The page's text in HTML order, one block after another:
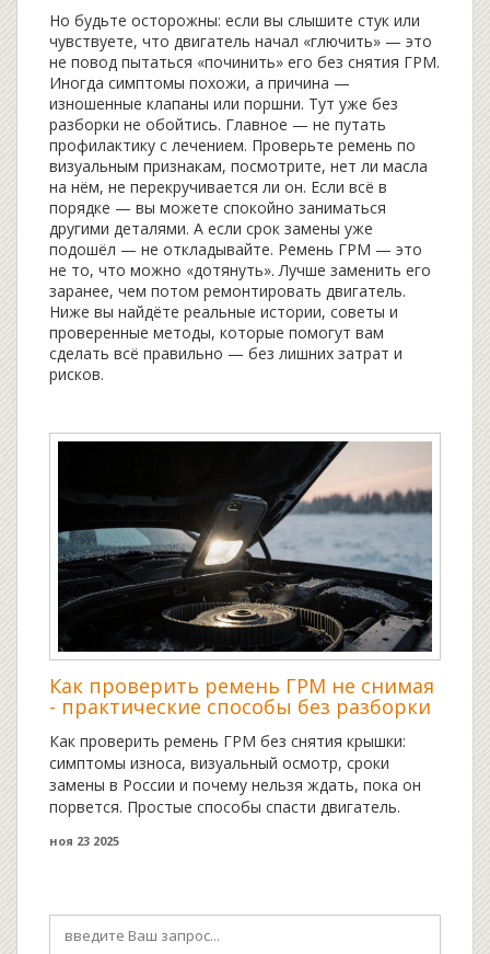
Но будьте осторожны: если вы слышите стук или
чувствуете, что двигатель начал «глючить» — это
не повод пытаться «починить» его без снятия ГРМ.
Иногда симптомы похожи, а причина —
изношенные клапаны или поршни. Тут уже без
разборки не обойтись. Главное — не путать
профилактику с лечением. Проверьте ремень по
визуальным признакам, посмотрите, нет ли масла
на нём, не перекручивается ли он. Если всё в
порядке — вы можете спокойно заниматься
другими деталями. А если срок замены уже
подошёл — не откладывайте. Ремень ГРМ — это
не то, что можно «дотянуть». Лучше заменить его
заранее, чем потом ремонтировать двигатель.
Ниже вы найдёте реальные истории, советы и
проверенные методы, которые помогут вам
сделать всё правильно — без лишних затрат и
рисков.
Как проверить ремень ГРМ не снимая
- практические способы без разборки
Как проверить ремень ГРМ без снятия крышки:
симптомы износа, визуальный осмотр, сроки
замены в России и почему нельзя ждать, пока он
порвется. Простые способы спасти двигатель.
ноя 23 2025